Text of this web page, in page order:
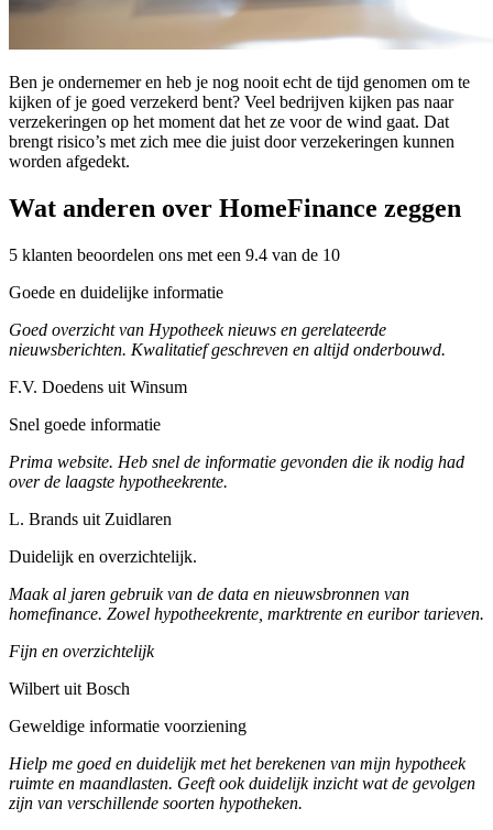
Ben je ondernemer en heb je nog nooit echt de tijd genomen om te
kijken of je goed verzekerd bent? Veel bedrijven kijken pas naar
verzekeringen op het moment dat het ze voor de wind gaat. Dat
brengt risico’s met zich mee die juist door verzekeringen kunnen
worden afgedekt.
Wat anderen over HomeFinance zeggen
5 klanten beoordelen ons met een 9.4 van de 10
Goede en duidelijke informatie
Goed overzicht van Hypotheek nieuws en gerelateerde
nieuwsberichten. Kwalitatief geschreven en altijd onderbouwd.
F.V. Doedens uit Winsum
Snel goede informatie
Prima website. Heb snel de informatie gevonden die ik nodig had
over de laagste hypotheekrente.
L. Brands uit Zuidlaren
Duidelijk en overzichtelijk.
Maak al jaren gebruik van de data en nieuwsbronnen van
homefinance. Zowel hypotheekrente, marktrente en euribor tarieven.
Fijn en overzichtelijk
Wilbert uit Bosch
Geweldige informatie voorziening
Hielp me goed en duidelijk met het berekenen van mijn hypotheek
ruimte en maandlasten. Geeft ook duidelijk inzicht wat de gevolgen
zijn van verschillende soorten hypotheken.